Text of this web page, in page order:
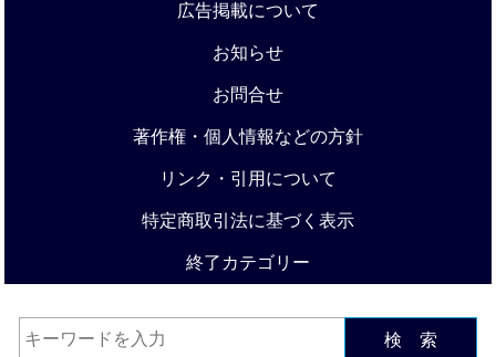
広告掲載について
お知らせ
お問合せ
著作権・個人情報などの方針
リンク・引用について
特定商取引法に基づく表示
終了カテゴリー
検 索